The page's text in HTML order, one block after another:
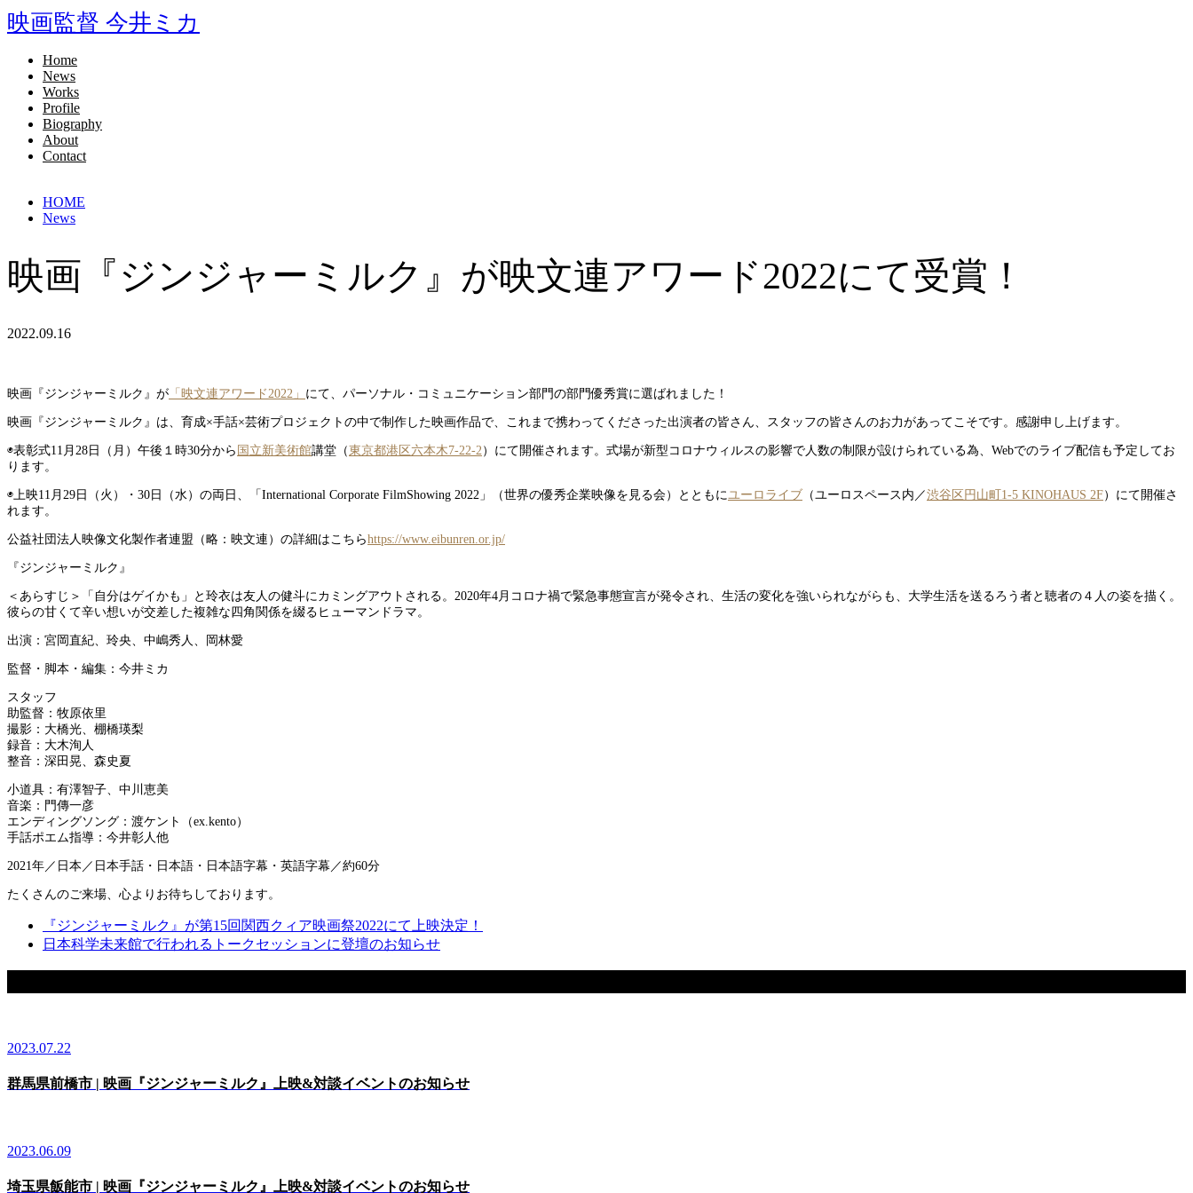
映画監督 今井ミカ
Home
News
Works
Profile
Biography
About
Contact
HOME
News
映画『ジンジャーミルク』が映文連アワード2022にて受賞！
2022.09.16
映画『ジンジャーミルク』が 「映文連アワード2022」 にて、パーソナル・コミュニケーション部門の部門優秀賞に選ばれました！
映画『ジンジャーミルク』は、育成×手話×芸術プロジェクトの中で制作した映画作品で、これまで携わってくださった出演者の皆さん、スタッフの皆さんのお力があってこそです。感謝申し上げます。
◉表彰式11月28日（月）午後１時30分から 国立新美術館講堂（東京都港区六本木7-22-2 ）にて開催されます。式場が新型コロナウィルスの影響で人数の制限が設けられている為、Webでのライブ配信も予定してお
ります。
◉上映11月29日（火）・30日（水）の両日、「International Corporate FilmShowing 2022」（世界の優秀企業映像を見る会）とともに ユーロライブ （ユーロスペース内／渋谷区円山町1-5 KINOHAUS 2F）にて開催さ
れます。
公益社団法人映像文化製作者連盟（略：映文連）の詳細はこちらhttps://www.eibunren.or.jp/
『ジンジャーミルク』
＜あらすじ＞「自分はゲイかも」と玲衣は友人の健斗にカミングアウトされる。2020年4月コロナ禍で緊急事態宣言が発令され、生活の変化を強いられながらも、大学生活を送るろう者と聴者の４人の姿を描く。
彼らの甘くて辛い想いが交差した複雑な四角関係を綴るヒューマンドラマ。
出演：宮岡直紀、玲央、中嶋秀人、岡林愛
監督・脚本・編集：今井ミカ
スタッフ
助監督：牧原依里
撮影：大橋光、棚橋瑛梨
録音：大木洵人
整音：深田晃、森史夏
小道具：有澤智子、中川恵美
音楽：門傳一彦
エンディングソング：渡ケント（ex.kento）
手話ポエム指導：今井彰人他
2021年／日本／日本手話・日本語・日本語字幕・英語字幕／約60分
たくさんのご来場、心よりお待ちしております。
『ジンジャーミルク』が第15回関西クィア映画祭2022にて上映決定！
日本科学未来館で行われるトークセッションに登壇のお知らせ
2023.07.22
群馬県前橋市 | 映画『ジンジャーミルク』上映&対談イベントのお知らせ
2023.06.09
埼玉県飯能市 | 映画『ジンジャーミルク』上映&対談イベントのお知らせ